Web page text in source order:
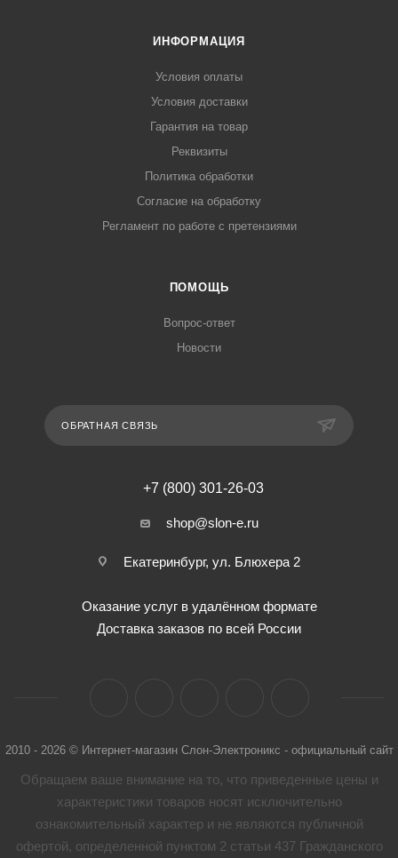
ИНФОРМАЦИЯ
Условия оплаты
Условия доставки
Гарантия на товар
Реквизиты
Политика обработки
Согласие на обработку
Регламент по работе с претензиями
ПОМОЩЬ
Вопрос-ответ
Новости
ОБРАТНАЯ СВЯЗЬ
+7 (800) 301-26-03
shop@slon-e.ru
Екатеринбург, ул. Блюхера 2
Оказание услуг в удалённом формате
Доставка заказов по всей России
2010 - 2026 © Интернет-магазин Слон-Электроникс - официальный сайт
Обращаем ваше внимание на то, что приведенные цены и
характеристики товaров носят исключительно
ознакомительный характер и не являются публичной
офертой, определенной пунктом 2 статьи 437 Гражданского